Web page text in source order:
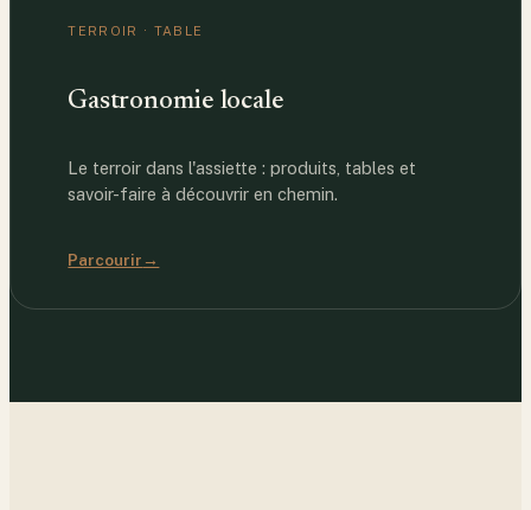
TERROIR · TABLE
Gastronomie locale
Le terroir dans l'assiette : produits, tables et
savoir-faire à découvrir en chemin.
Parcourir →